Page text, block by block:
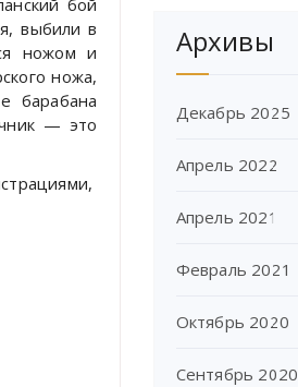
бой
выбили в
ножом и
ножа,
барабана
— это
Архивы
Декабрь 2025
Апрель 2022
Апрель 2021
Февраль 2021
Октябрь 2020
Сентябрь 2020